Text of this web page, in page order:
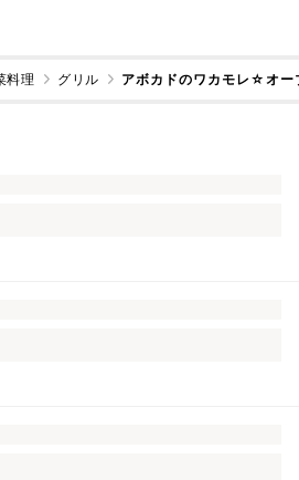
料理 グリル アボカドのワカモレ☆オー